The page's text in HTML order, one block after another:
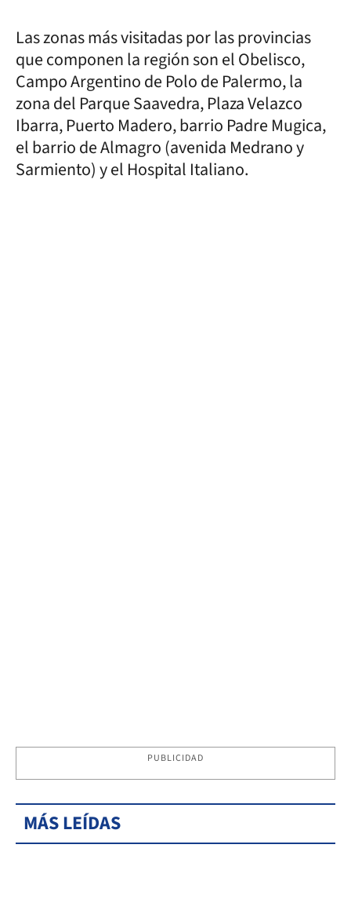
Las zonas más visitadas por las provincias
que componen la región son el Obelisco,
Campo Argentino de Polo de Palermo, la
zona del Parque Saavedra, Plaza Velazco
Ibarra, Puerto Madero, barrio Padre Mugica,
el barrio de Almagro (avenida Medrano y
Sarmiento) y el Hospital Italiano.
PUBLICIDAD
MÁS LEÍDAS